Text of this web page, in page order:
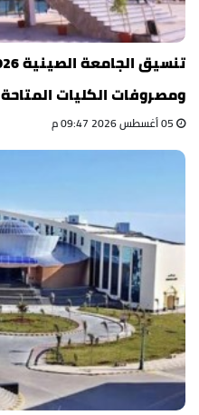
ومصروفات الكليات المتاحة